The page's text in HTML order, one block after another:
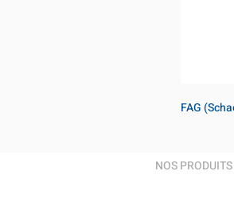
FAG
NOS PRODUITS